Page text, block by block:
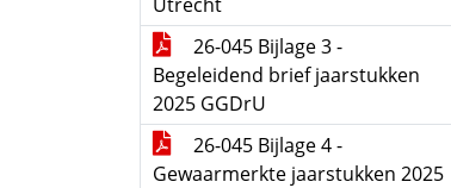
26-045 Bijlage 3 -
Begeleidend brief jaarstukken
2025 GGDrU
26-045 Bijlage 4 -
Gewaarmerkte jaarstukken 2025